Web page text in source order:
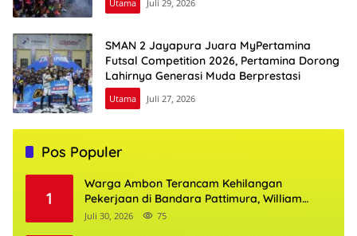
Utama Juli 29, 2026
SMAN 2 Jayapura Juara MyPertamina
Futsal Competition 2026, Pertamina Dorong
Lahirnya Generasi Muda Berprestasi
Utama Juli 27, 2026
Pos Populer
1
Warga Ambon Terancam Kehilangan
Pekerjaan di Bandara Pattimura, William
Mairuhu Desak Maskapai Utamakan Tenaga
Juli 30, 2026 75